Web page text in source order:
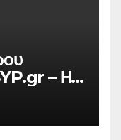
– Η
εργασία